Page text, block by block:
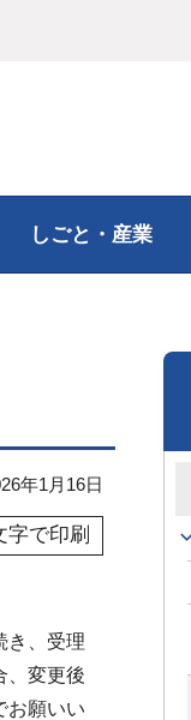
しごと・産業
年1月16日
字で印刷
き、受理
、変更後
お願いい